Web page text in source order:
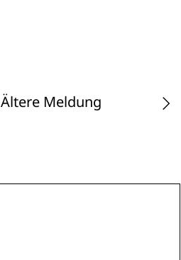
Ältere Meldung